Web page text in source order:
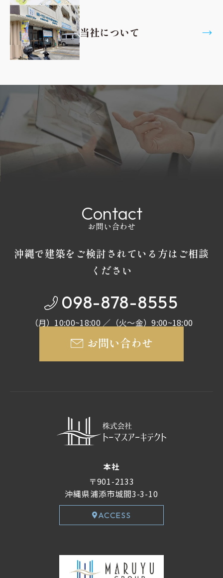
当社について
お問い合わせ
Contact
沖縄で建築をご検討されている方はご相談
ください
098-878-8555
（月）10:00~18:00 ／（火～金）9:00~18:00
お問い合わせ
本社
〒901-2133
沖縄県浦添市城間3-3-10
ACCESS